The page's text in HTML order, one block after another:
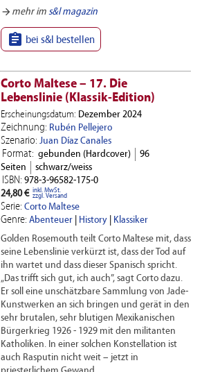
arrow_forward mehr im s&l magazin
 bei s&l bestellen
Corto Maltese – 17. Die
Lebenslinie (Klassik-Edition)
Erscheinungsdatum: Dezember 2024
Zeichnung: Rubén Pellejero
Szenario: Juan Díaz Canales
Format: gebunden (Hardcover)
96
Seiten
schwarz/weiss
ISBN: 978-3-96582-175-0
24,80 € inkl. MwSt.
zzgl. Versand
Serie: Corto Maltese
Genre: Abenteuer| History| Klassiker
Golden Rosemouth teilt Corto Maltese mit, dass
seine Lebenslinie verkürzt ist, dass der Tod auf
ihn wartet und dass dieser Spanisch spricht.
„Das trifft sich gut, ich auch”, sagt Corto dazu.
Er soll eine unschätzbare Sammlung von Jade-
Kunstwerken an sich bringen und gerät in den
sehr brutalen, sehr blutigen Mexikanischen
Bürgerkrieg 1926 - 1929 mit den militanten
Katholiken. In einer solchen Konstellation ist
auch Rasputin nicht weit – jetzt in